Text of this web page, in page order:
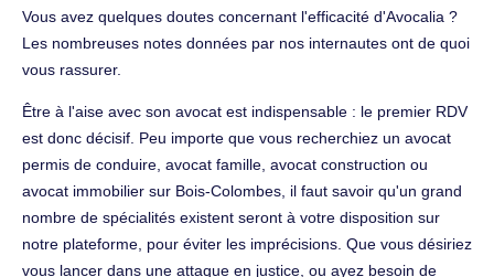
Vous avez quelques doutes concernant l'efficacité d'Avocalia ?
Les nombreuses notes données par nos internautes ont de quoi
vous rassurer.
Être à l'aise avec son avocat est indispensable : le premier RDV
est donc décisif. Peu importe que vous recherchiez un avocat
permis de conduire, avocat famille, avocat construction ou
avocat immobilier sur Bois-Colombes, il faut savoir qu'un grand
nombre de spécialités existent seront à votre disposition sur
notre plateforme, pour éviter les imprécisions. Que vous désiriez
vous lancer dans une attaque en justice, ou ayez besoin de